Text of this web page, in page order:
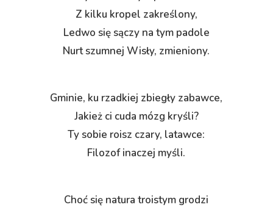
Z kilku kropel zakreślony,
Ledwo się sączy na tym padole
Nurt szumnej Wisły, zmieniony.
Gminie, ku rzadkiej zbiegły zabawce,
Jakież ci cuda mózg kryśli?
Ty sobie roisz czary, latawce:
Filozof inaczej myśli.
Choć się natura troistym grodzi